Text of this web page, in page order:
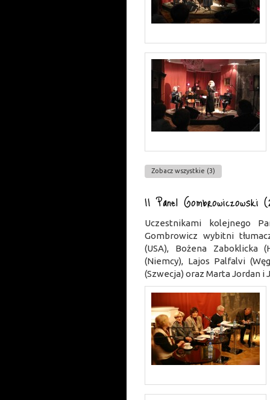
Zobacz wszystkie (3)
II Panel Gombrowiczowski
Uczestnikami kolejnego
Gombrowicz wybitni
(USA), Bożena Zaboklicka
(Niemcy), Lajos Palfalvi
(Szwecja) oraz Marta Jordan i